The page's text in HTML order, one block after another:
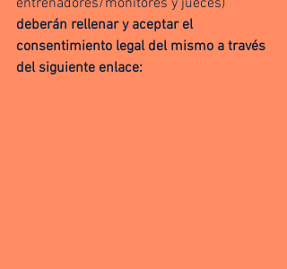
entrenadores/monitores y jueces)
deberán rellenar y aceptar el
consentimiento legal del mismo a través
del siguiente enlace: